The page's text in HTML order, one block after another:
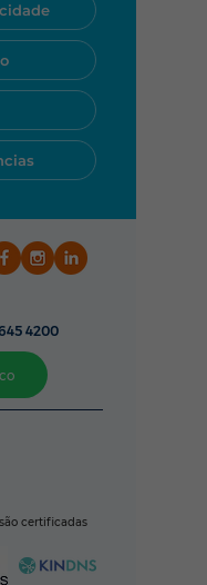
o que
4200
certificadas